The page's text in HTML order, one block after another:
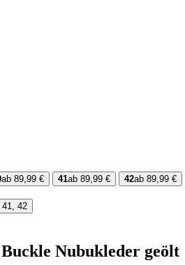
ab 89,99 € 41ab 89,99 € 42ab 89,99 €
42
Nubukleder geölt